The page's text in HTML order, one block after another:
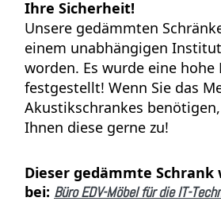
Ihre Sicherheit!
Unsere gedämmten
einem unabhängigen
worden. Es wurde eine
festgestellt! Wenn Sie das
Akustikschrankes
Ihnen diese gerne zu!
Dieser gedämmte
bei: Büro EDV-Möbel für die IT-